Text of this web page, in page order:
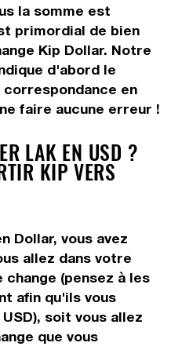
la somme est
primordial de bien
Kip Dollar. Notre
d'abord le
correspondance en
faire aucune erreur !
LAK EN USD ?
KIP VERS
Dollar, vous avez
allez dans votre
(pensez à les
afin qu'ils vous
soit vous allez
que vous